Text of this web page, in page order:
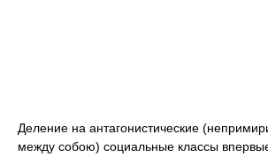
Деление на антагонистические
между собою) социальные классы